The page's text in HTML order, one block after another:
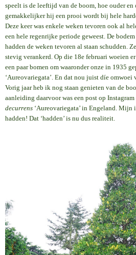
speelt is de leeftijd van de boom, hoe ouder
gemakkelijker hij een prooi wordt bij hele
Deze keer was enkele weken tevoren ook al
een hele regenrijke periode geweest. De
hadden de weken tevoren al staan schudden.
stevig verankerd. Op die 18e februari woeien
een paar bomen om waaronder onze in 1935
‘Aureovariegata’. En dat nou juist díe
Vorig jaar heb ik nog staan genieten van de
aanleiding daarvoor was een post op
decurrens ‘Aureovariegata’ in Engeland. Mijn
hadden! Dat ‘hadden’ is nu dus realiteit.